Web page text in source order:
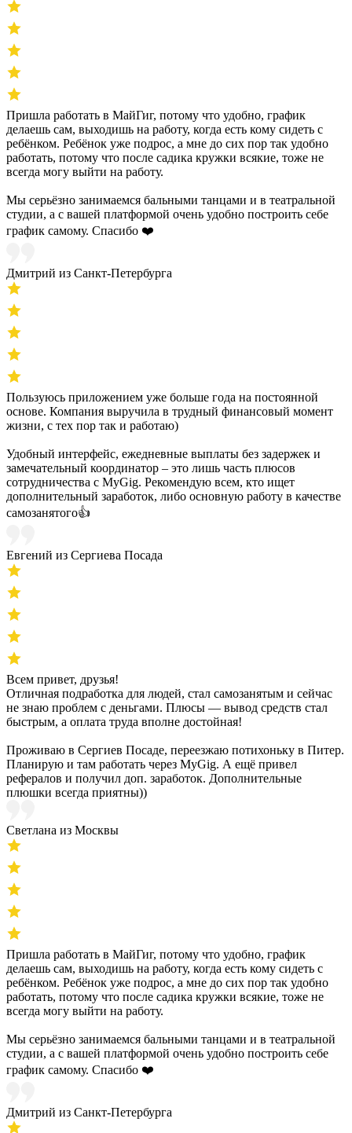
Пришла работать в МайГиг, потому что удобно, график
делаешь сам, выходишь на работу, когда есть кому сидеть с
ребёнком. Ребёнок уже подрос, а мне до сих пор так удобно
работать, потому что после садика кружки всякие, тоже не
всегда могу выйти на работу.
Мы серьёзно занимаемся бальными танцами и в театральной
студии, а с вашей платформой очень удобно построить себе
график самому. Спасибо ❤️
Дмитрий из Санкт-Петербурга
Пользуюсь приложением уже больше года на постоянной
основе. Компания выручила в трудный финансовый момент
жизни, с тех пор так и работаю)
Удобный интерфейс, ежедневные выплаты без задержек и
замечательный координатор – это лишь часть плюсов
сотрудничества с MyGig. Рекомендую всем, кто ищет
дополнительный заработок, либо основную работу в качестве
самозанятого👍
Евгений из Сергиева Посада
Всем привет, друзья!
Отличная подработка для людей, стал самозанятым и сейчас
не знаю проблем с деньгами. Плюсы — вывод средств стал
быстрым, а оплата труда вполне достойная!
Проживаю в Сергиев Посаде, переезжаю потихоньку в Питер.
Планирую и там работать через MyGig. А ещё привел
рефералов и получил доп. заработок. Дополнительные
плюшки всегда приятны))
Светлана из Москвы
Пришла работать в МайГиг, потому что удобно, график
делаешь сам, выходишь на работу, когда есть кому сидеть с
ребёнком. Ребёнок уже подрос, а мне до сих пор так удобно
работать, потому что после садика кружки всякие, тоже не
всегда могу выйти на работу.
Мы серьёзно занимаемся бальными танцами и в театральной
студии, а с вашей платформой очень удобно построить себе
график самому. Спасибо ❤️
Дмитрий из Санкт-Петербурга